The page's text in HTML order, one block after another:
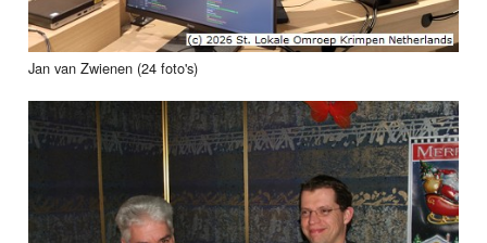
Jan van Zwienen (24 foto's)